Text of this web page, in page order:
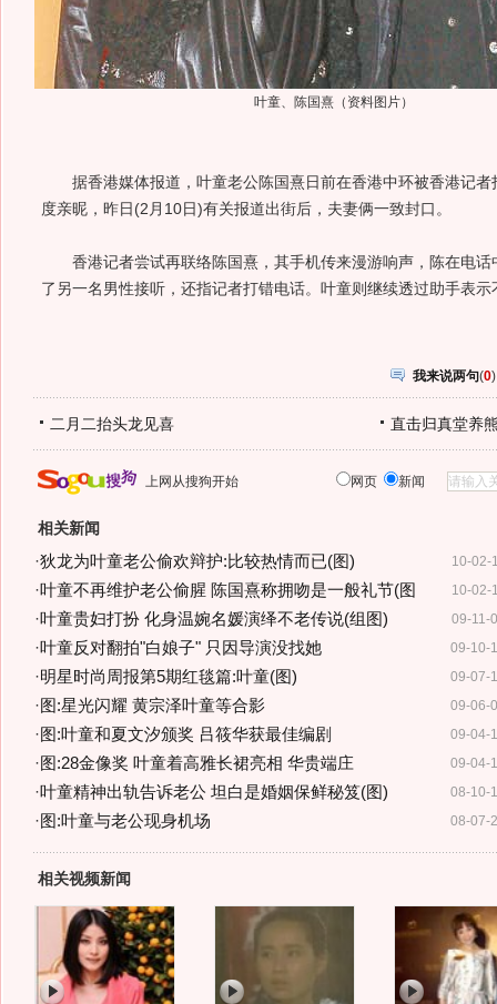
叶童、陈国熹（资料图片）
据香港媒体报道，叶童老公陈国熹日前在香港中环被香港记者
度亲昵，昨日(2月10日)有关报道出街后，夫妻俩一致封口。
香港记者尝试再联络陈国熹，其手机传来漫游响声，陈在电话
了另一名男性接听，还指记者打错电话。叶童则继续透过助手表示
我来说两句(0)
二月二抬头龙见喜 直击归真堂养
上网从搜狗开始 网页 新闻
相关新闻
10-02-
·狄龙为叶童老公偷欢辩护:比较热情而已(图)
10-02-
·叶童不再维护老公偷腥 陈国熹称拥吻是一般礼节(图
09-11-
·叶童贵妇打扮 化身温婉名媛演绎不老传说(组图)
09-10-
·叶童反对翻拍"白娘子" 只因导演没找她
09-07-
·明星时尚周报第5期红毯篇:叶童(图)
09-06-
· 图:星光闪耀 黄宗泽叶童等合影
09-04-
· 图:叶童和夏文汐颁奖 吕筱华获最佳编剧
09-04-
· 图:28金像奖 叶童着高雅长裙亮相 华贵端庄
08-10-
·叶童精神出轨告诉老公 坦白是婚姻保鲜秘笈(图)
08-07-
· 图:叶童与老公现身机场
相关视频新闻